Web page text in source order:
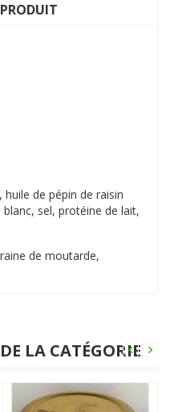
de pépin de raisin
sel, protéine de lait,
de moutarde,
LA CATÉGORIE